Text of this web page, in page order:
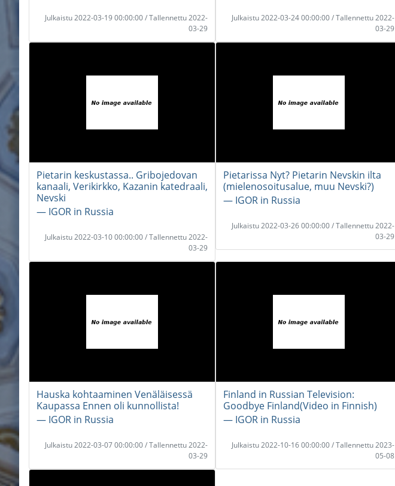
Julkaistu 2022-03-19 00:00:00 / Tallennettu 2022-
03-29
Julkaistu 2022-03-24 00:00:00 / Tallennettu 2022-
03-29
Pietarin keskustassa.. Gribojedovan
kanaali, Verikirkko, Kazanin katedraali,
Nevski
― IGOR in Russia
Julkaistu 2022-03-10 00:00:00 / Tallennettu 2022-
03-29
Pietarissa Nyt? Pietarin Nevskin ilta
(mielenosoitusalue, muu Nevski?)
― IGOR in Russia
Julkaistu 2022-03-26 00:00:00 / Tallennettu 2022-
03-29
Hauska kohtaaminen Venäläisessä
Kaupassa Ennen oli kunnollista!
― IGOR in Russia
Julkaistu 2022-03-07 00:00:00 / Tallennettu 2022-
03-29
Finland in Russian Television:
Goodbye Finland(Video in Finnish)
― IGOR in Russia
Julkaistu 2022-10-16 00:00:00 / Tallennettu 2023-
05-08